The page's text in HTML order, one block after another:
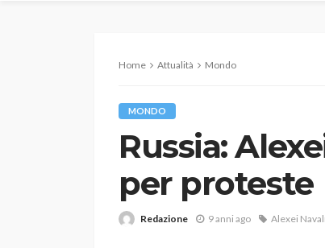
Home Attualità Mondo
MONDO
Russia:
per proteste
Redazione 9 anni ago Alexei